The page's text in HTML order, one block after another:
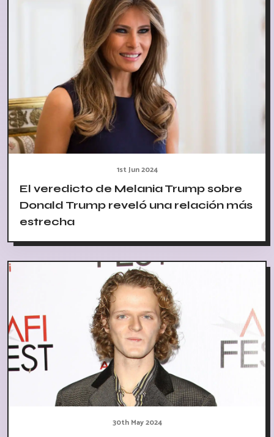
1st Jun 2024
El veredicto de Melania Trump sobre
Donald Trump reveló una relación más
estrecha
30th May 2024